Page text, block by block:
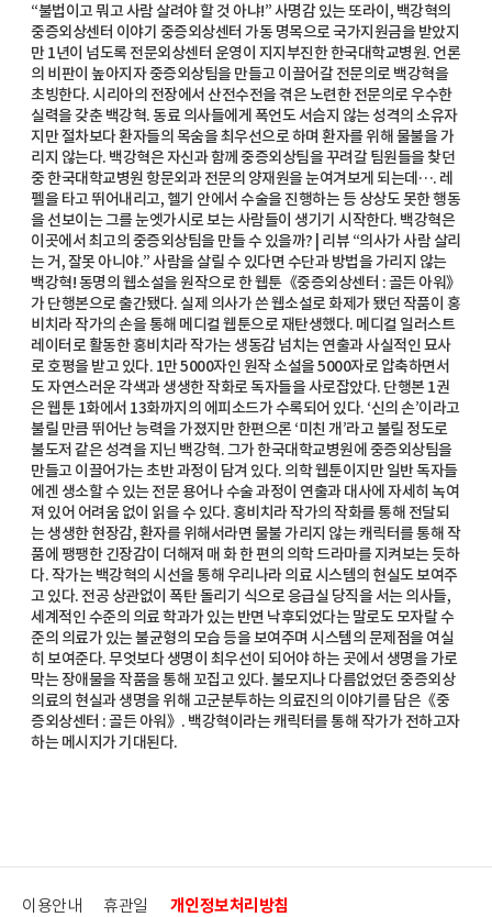
“불법이고 뭐고 사람 살려야 할 것 아냐!” 사명감 있는 또라이, 백강혁의
중증외상센터 이야기 중증외상센터 가동 명목으로 국가지원금을 받았지
만 1년이 넘도록 전문외상센터 운영이 지지부진한 한국대학교병원. 언론
의 비판이 높아지자 중증외상팀을 만들고 이끌어갈 전문의로 백강혁을
초빙한다. 시리아의 전장에서 산전수전을 겪은 노련한 전문의로 우수한
실력을 갖춘 백강혁. 동료 의사들에게 폭언도 서슴지 않는 성격의 소유자
지만 절차보다 환자들의 목숨을 최우선으로 하며 환자를 위해 물불을 가
리지 않는다. 백강혁은 자신과 함께 중증외상팀을 꾸려갈 팀원들을 찾던
중 한국대학교병원 항문외과 전문의 양재원을 눈여겨보게 되는데…. 레
펠을 타고 뛰어내리고, 헬기 안에서 수술을 진행하는 등 상상도 못한 행동
을 선보이는 그를 눈엣가시로 보는 사람들이 생기기 시작한다. 백강혁은
이곳에서 최고의 중증외상팀을 만들 수 있을까? | 리뷰 “의사가 사람 살리
는 거, 잘못 아니야.” 사람을 살릴 수 있다면 수단과 방법을 가리지 않는
백강혁! 동명의 웹소설을 원작으로 한 웹툰《중증외상센터 : 골든 아워》
가 단행본으로 출간됐다. 실제 의사가 쓴 웹소설로 화제가 됐던 작품이 홍
비치라 작가의 손을 통해 메디컬 웹툰으로 재탄생했다. 메디컬 일러스트
레이터로 활동한 홍비치라 작가는 생동감 넘치는 연출과 사실적인 묘사
로 호평을 받고 있다. 1만 5000자인 원작 소설을 5000자로 압축하면서
도 자연스러운 각색과 생생한 작화로 독자들을 사로잡았다. 단행본 1권
은 웹툰 1화에서 13화까지의 에피소드가 수록되어 있다. ‘신의 손’이라고
불릴 만큼 뛰어난 능력을 가졌지만 한편으론 ‘미친 개’라고 불릴 정도로
불도저 같은 성격을 지닌 백강혁. 그가 한국대학교병원에 중증외상팀을
만들고 이끌어가는 초반 과정이 담겨 있다. 의학 웹툰이지만 일반 독자들
에겐 생소할 수 있는 전문 용어나 수술 과정이 연출과 대사에 자세히 녹여
져 있어 어려움 없이 읽을 수 있다. 홍비치라 작가의 작화를 통해 전달되
는 생생한 현장감, 환자를 위해서라면 물불 가리지 않는 캐릭터를 통해 작
품에 팽팽한 긴장감이 더해져 매 화 한 편의 의학 드라마를 지켜보는 듯하
다. 작가는 백강혁의 시선을 통해 우리나라 의료 시스템의 현실도 보여주
고 있다. 전공 상관없이 폭탄 돌리기 식으로 응급실 당직을 서는 의사들,
세계적인 수준의 의료 학과가 있는 반면 낙후되었다는 말로도 모자랄 수
준의 의료가 있는 불균형의 모습 등을 보여주며 시스템의 문제점을 여실
히 보여준다. 무엇보다 생명이 최우선이 되어야 하는 곳에서 생명을 가로
막는 장애물을 작품을 통해 꼬집고 있다. 불모지나 다름없었던 중증외상
의료의 현실과 생명을 위해 고군분투하는 의료진의 이야기를 담은《중
증외상센터 : 골든 아워》. 백강혁이라는 캐릭터를 통해 작가가 전하고자
하는 메시지가 기대된다.
이용안내 휴관일 개인정보처리방침